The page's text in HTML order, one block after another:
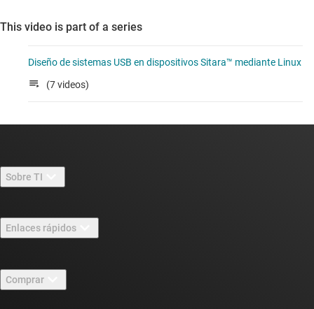
This video is part of a series
Diseño de sistemas USB en dispositivos Sitara™ mediante Linux
(7 videos)
Sobre TI
Carreras laborales
Sala de redacción
Enlaces rápidos
Foros de soporte de diseño de TI E2E™
Comprar